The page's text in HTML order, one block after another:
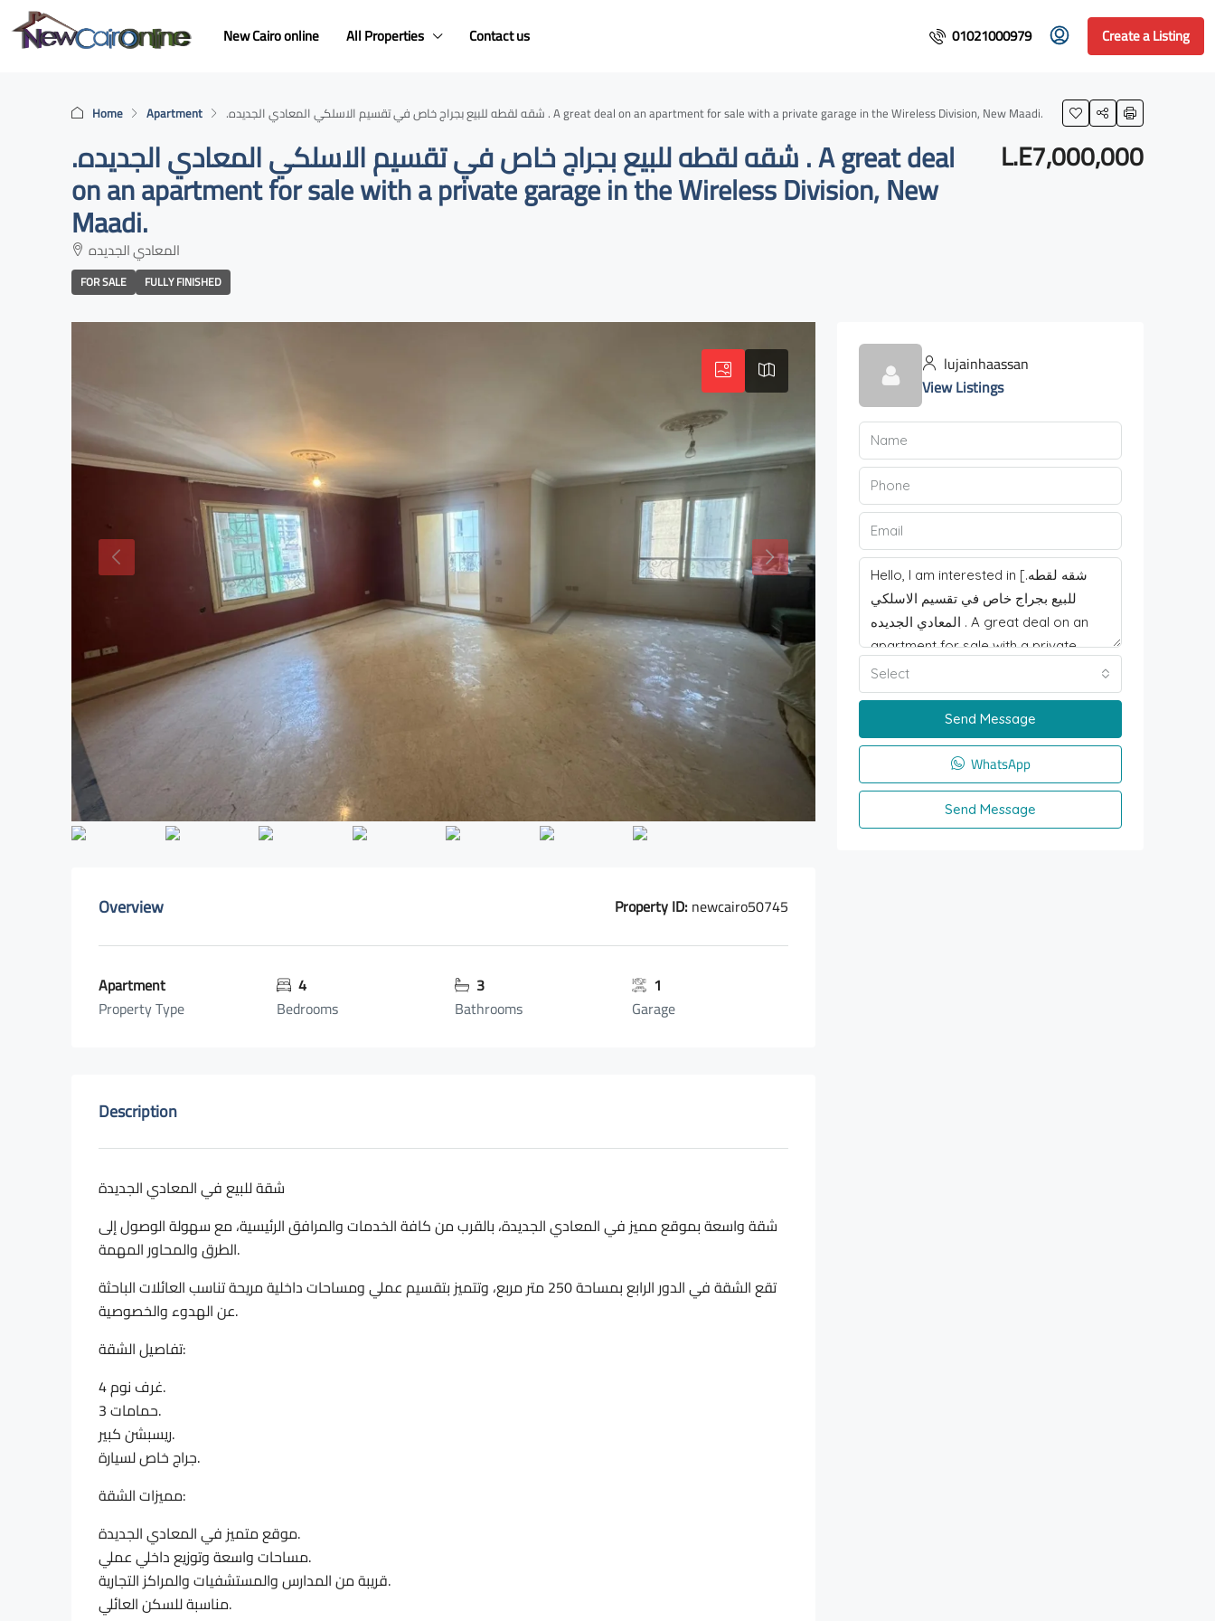
New Cairo online All Properties Contact us 01021000979 Create a Listing
Home Apartment .شقه لقطه للبيع بجراج خاص في تقسيم الاسلكي المعادي الجديده . A great deal on an apartment for sale with a private garage in the Wireless Division, New Maadi.
.شقه لقطه للبيع بجراج خاص في تقسيم الاسلكي المعادي الجديده . A great deal
on an apartment for sale with a private garage in the Wireless Division, New
Maadi.
المعادي الجديده
FOR SALE FULLY FINISHED
L.E7,000,000
Overview Property ID: newcairo50745
Apartment
Property Type
4
Bedrooms
3
Bathrooms
1
Garage
Description
شقة للبيع في المعادي الجديدة
شقة واسعة بموقع مميز في المعادي الجديدة، بالقرب من كافة الخدمات والمرافق الرئيسية، مع سهولة الوصول إلى
الطرق والمحاور المهمة.
تقع الشقة في الدور الرابع بمساحة 250 متر مربع، وتتميز بتقسيم عملي ومساحات داخلية مريحة تناسب العائلات الباحثة
عن الهدوء والخصوصية.
تفاصيل الشقة:
4 غرف نوم.
3 حمامات.
ريسبشن كبير.
جراج خاص لسيارة.
مميزات الشقة:
موقع متميز في المعادي الجديدة.
مساحات واسعة وتوزيع داخلي عملي.
قريبة من المدارس والمستشفيات والمراكز التجارية.
مناسبة للسكن العائلي.
lujainhaassan
View Listings
Select
Send Message
WhatsApp
Send Message